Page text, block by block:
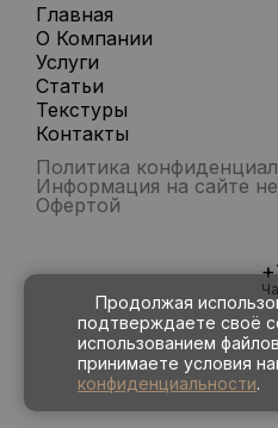
Главная
О Компании
Услуги
Статьи
Текстуры
Контакты
Политика
Информация на сайте
Офертой
Продолжая
подтверждаете своё
использованием
принимаете условия
конфиденциальности.